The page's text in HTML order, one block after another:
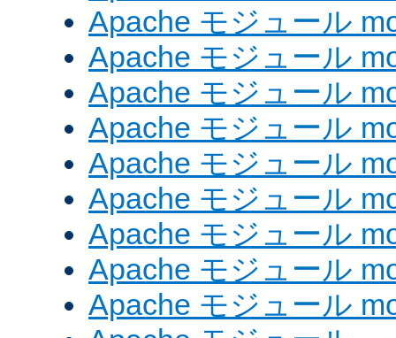
Apache モジュール
Apache モジュール
Apache モジュール
Apache モジュール
Apache モジュール
Apache モジュール
Apache モジュール
Apache モジュール
Apache モジュール